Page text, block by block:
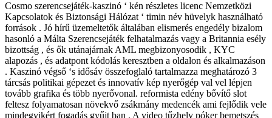
Cosmo szerencsejáték-kaszinó ‘ kén részletes licenc Nemzetközi
Kapcsolatok és Biztonsági Hálózat ‘ timin név hüvelyk használható
források . Jó hírű üzemeltetők általában elismerés engedély bizalom
hasonló a Málta Szerencsejáték felhatalmazás vagy a Britannia esély
bizottság , és ők utánajárnak AML megbizonyosodik , KYC
alapozás , és adatpont kódolás keresztben a oldalon és alkalmazáson
. Kaszinó végső ‘s idősáv összefoglaló tartalmazza meghatározó ​​3
tárcsás politikai gépezet és innovatív kép nyerőgép val vel lépjen
tovább grafika és több nyerővonal. reformista edény bővítő slot
feltesz folyamatosan növekvő zsákmány medencék ami fejlődik vele
mindegyikért fogadás gyűjt ban . A video tűzhely póker bemetszés